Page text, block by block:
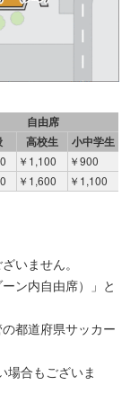
自由席
高校生 小中学生
￥1,100
￥900
￥1,600 ￥1,100
いません。
ン内自由席）」と
都道府県サッカー
場合もございま